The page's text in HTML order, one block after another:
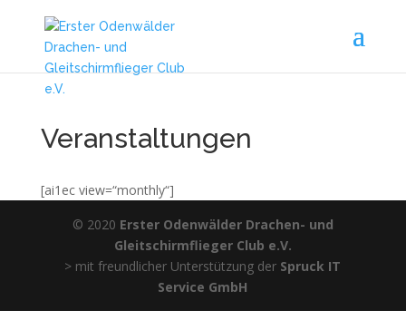
Veranstaltungen
[ai1ec view=“monthly“]
© 2020 Erster Odenwälder Drachen- und
Gleitschirmflieger Club e.V.
> mit freundlicher Unterstützung der Spruck IT
Service GmbH